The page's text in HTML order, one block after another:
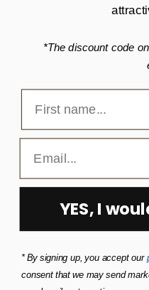
Cookie- og
Produktpleje
Betalingsmetoder
Politik om beskyttelse af
*The discount code
YES, I
* By signing up, you accept our
consent that we may send